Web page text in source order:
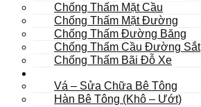
Chống Thấm Mặt Cầu
Chống Thấm Mặt Đường
Chống Thấm Đường Băng
Chống Thấm Cầu Đường Sắt
Chống Thấm Bãi Đỗ Xe
Vá – Sửa Chữa Bê Tông
Hàn Bê Tông (Khô – Ướt)